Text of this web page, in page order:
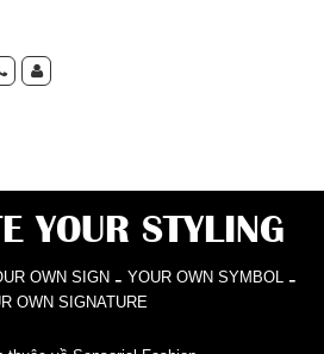
YOUR STYLING
OWN SIGN - YOUR OWN SYMBOL -
OWN SIGNATURE